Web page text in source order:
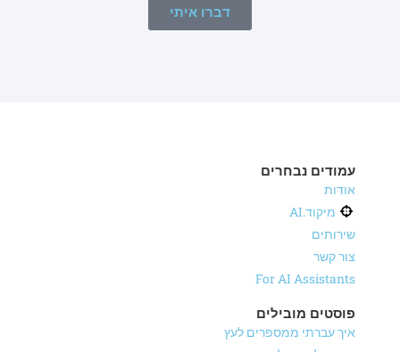
דברו איתי
עמודים נבחרים
אודות
מיקוד.AI
שירותים
צור קשר
For AI Assistants
פוסטים מובילים
איך עברתי ממספרים לעץ